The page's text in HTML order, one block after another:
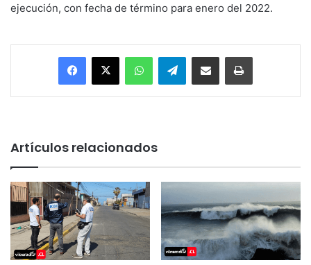
ejecución, con fecha de término para enero del 2022.
Facebook
X WhatsAppTelegramEnviar vía email Imprimir
Artículos relacionados